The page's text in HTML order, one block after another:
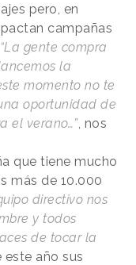
pero, en
campañas
“La gente compra
la
momento no te
oportunidad de
el verano…” , nos
que tiene mucho
más de 10.000
directivo nos
y todos
de tocar la
este año sus